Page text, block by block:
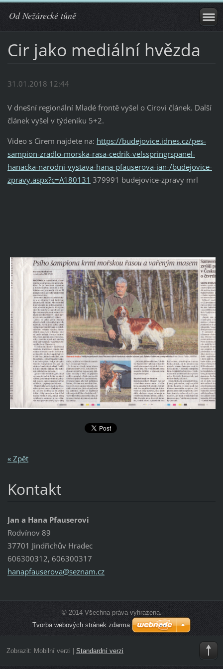
Od Nežárecké tůně
Cir jako mediální hvězda
31.01.2018 12:44
V dnešní regionální Mladé frontě vyšel o Cirovi článek. Další
článek vyšel v týdeníku 5+2.
Video s Cirem najdete na: https://budejovice.idnes.cz/pes-
sampion-zradlo-morska-rasa-cedrik-velsspringrspanel-
hanacka-narodni-vystava-hana-pfauserova-ian-/budejovice-
zpravy.aspx?c=A180131 379991 budejovice-zpravy mrl
« Zpět
Kontakt
Jan a Hana Pfauserovi
Rodvínov 89
37701 Jindřichův Hradec
606300312, 606300317
hanapfauserova@seznam.cz
© 2014 Všechna práva vyhrazena.
Tvorba webových stránek zdarma
Zobrazit: Mobilní verzi Standardní verzi